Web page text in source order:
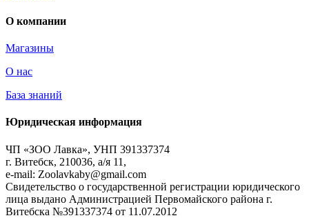
О компании
Магазины
О нас
База знаний
Юридическая информация
ЧП «ЗОО Лавка», УНП 391337374
г. Витебск, 210036, а/я 11,
e-mail: Zoolavkaby@gmail.com
Свидетельство о государственной регистрации юридического
лица выдано Администрацией Первомайского района г.
Витебска №391337374 от 11.07.2012